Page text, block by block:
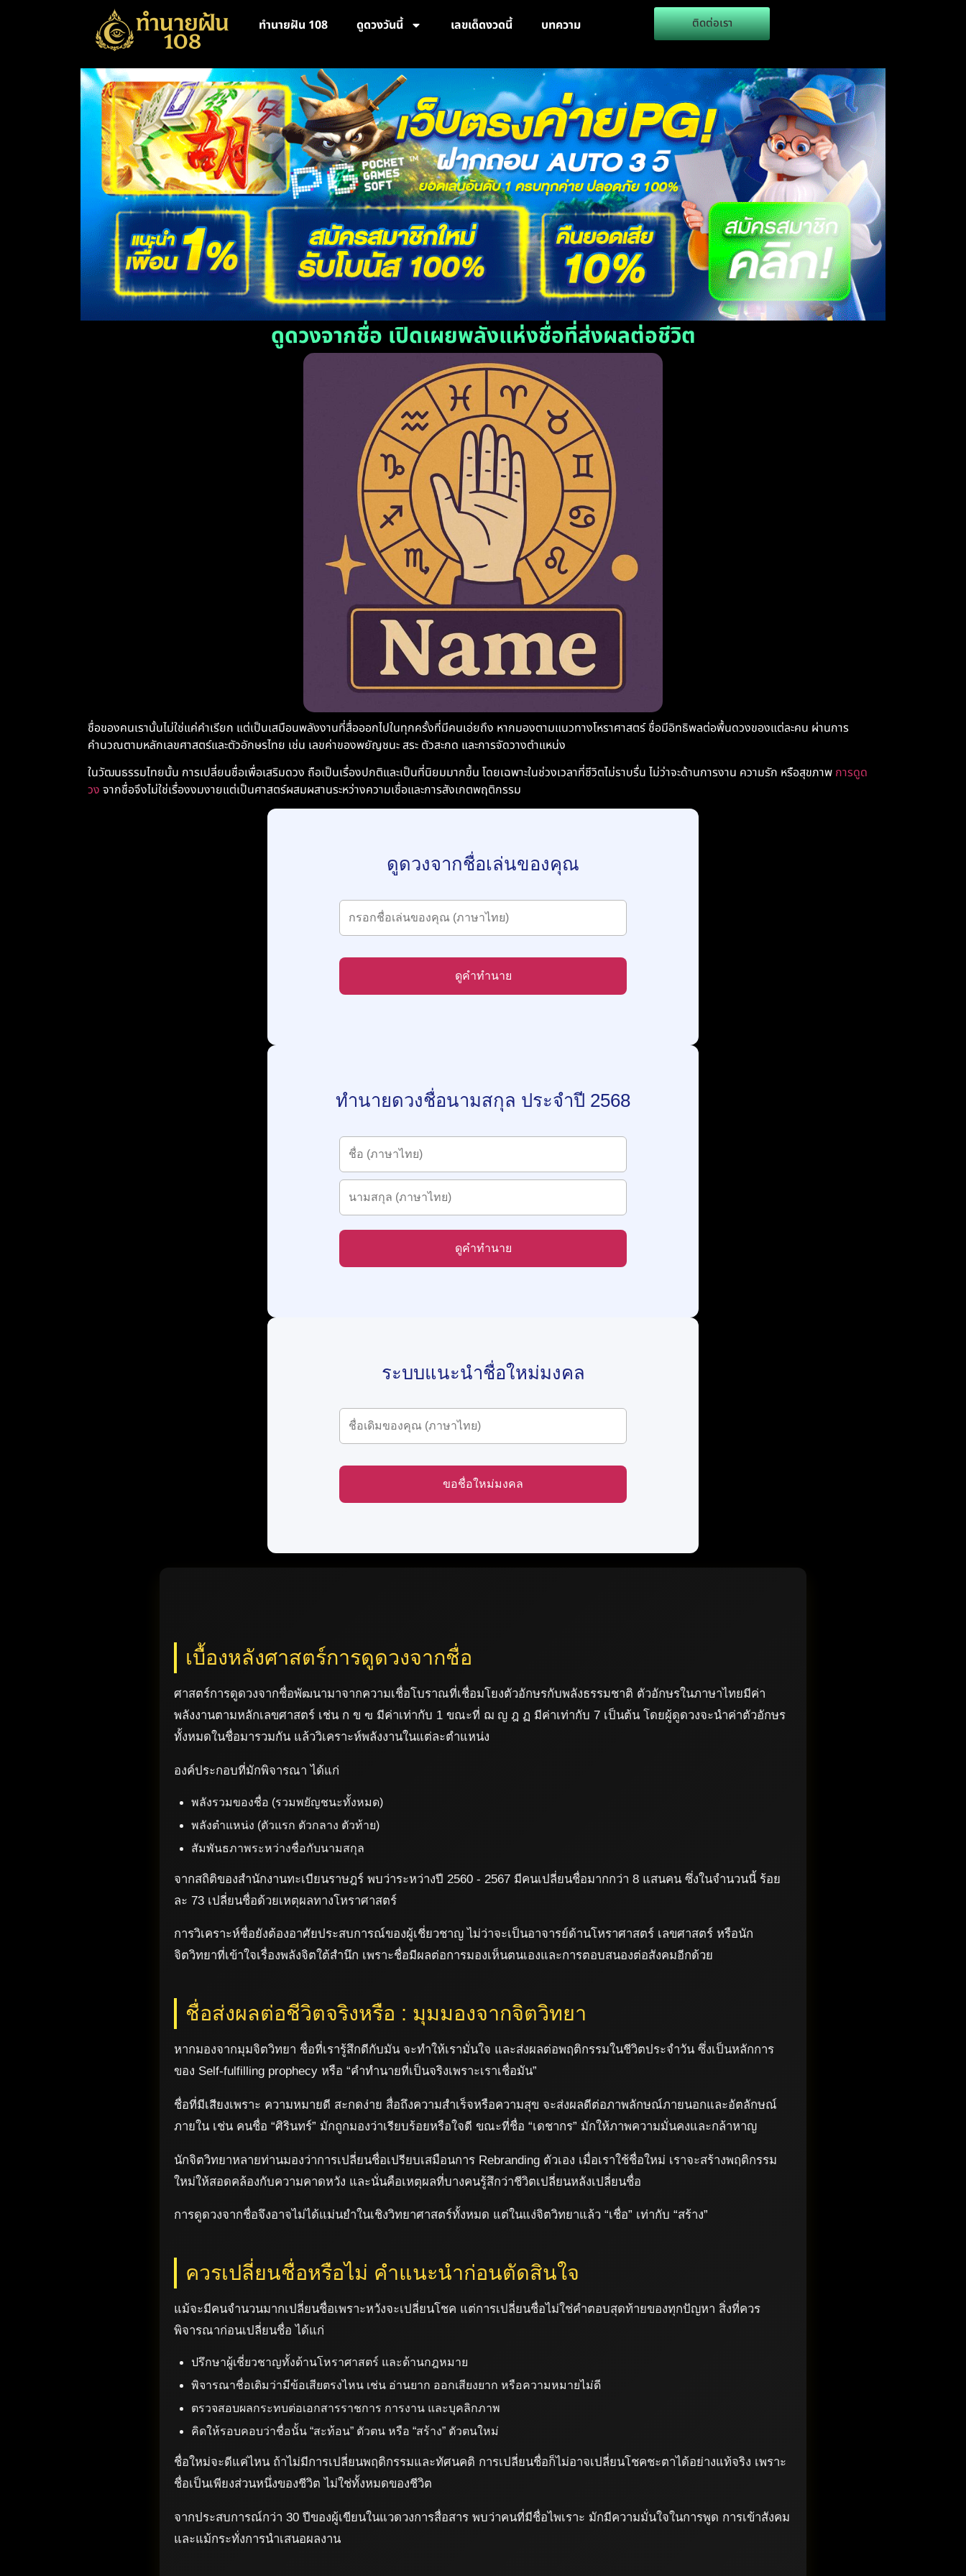
ทำนายฝัน 108 ดูดวงวันนี้ เลขเด็ดงวดนี้ บทความ ติดต่อเรา
ดูดวงจากชื่อ เปิดเผยพลังแห่งชื่อที่ส่งผลต่อชีวิต
ชื่อของคนเรานั้นไม่ใช่แค่คำเรียก แต่เป็นเสมือนพลังงานที่สื่อออกไปในทุกครั้งที่มีคนเอ่ยถึง หากมองตามแนวทางโหราศาสตร์ ชื่อมีอิทธิพลต่อพื้นดวงของแต่ละคน ผ่านการ
คำนวณตามหลักเลขศาสตร์และตัวอักษรไทย เช่น เลขค่าของพยัญชนะ สระ ตัวสะกด และการจัดวางตำแหน่ง
ในวัฒนธรรมไทยนั้น การเปลี่ยนชื่อเพื่อเสริมดวง ถือเป็นเรื่องปกติและเป็นที่นิยมมากขึ้น โดยเฉพาะในช่วงเวลาที่ชีวิตไม่ราบรื่น ไม่ว่าจะด้านการงาน ความรัก หรือสุขภาพ การดูด
วง จากชื่อจึงไม่ใช่เรื่องงมงายแต่เป็นศาสตร์ผสมผสานระหว่างความเชื่อและการสังเกตพฤติกรรม
ดูดวงจากชื่อเล่นของคุณ
ดูคำทำนาย
ทำนายดวงชื่อนามสกุล ประจำปี 2568
ดูคำทำนาย
ระบบแนะนำชื่อใหม่มงคล
ขอชื่อใหม่มงคล
เบื้องหลังศาสตร์การดูดวงจากชื่อ
ศาสตร์การดูดวงจากชื่อพัฒนามาจากความเชื่อโบราณที่เชื่อมโยงตัวอักษรกับพลังธรรมชาติ ตัวอักษรในภาษาไทยมีค่า
พลังงานตามหลักเลขศาสตร์ เช่น ก ข ฃ มีค่าเท่ากับ 1 ขณะที่ ฌ ญ ฎ ฏ มีค่าเท่ากับ 7 เป็นต้น โดยผู้ดูดวงจะนำค่าตัวอักษร
ทั้งหมดในชื่อมารวมกัน แล้ววิเคราะห์พลังงานในแต่ละตำแหน่ง
องค์ประกอบที่มักพิจารณา ได้แก่
พลังรวมของชื่อ (รวมพยัญชนะทั้งหมด)
พลังตำแหน่ง (ตัวแรก ตัวกลาง ตัวท้าย)
สัมพันธภาพระหว่างชื่อกับนามสกุล
จากสถิติของสำนักงานทะเบียนราษฎร์ พบว่าระหว่างปี 2560 - 2567 มีคนเปลี่ยนชื่อมากกว่า 8 แสนคน ซึ่งในจำนวนนี้ ร้อย
ละ 73 เปลี่ยนชื่อด้วยเหตุผลทางโหราศาสตร์
การวิเคราะห์ชื่อยังต้องอาศัยประสบการณ์ของผู้เชี่ยวชาญ ไม่ว่าจะเป็นอาจารย์ด้านโหราศาสตร์ เลขศาสตร์ หรือนัก
จิตวิทยาที่เข้าใจเรื่องพลังจิตใต้สำนึก เพราะชื่อมีผลต่อการมองเห็นตนเองและการตอบสนองต่อสังคมอีกด้วย
ชื่อส่งผลต่อชีวิตจริงหรือ : มุมมองจากจิตวิทยา
หากมองจากมุมจิตวิทยา ชื่อที่เรารู้สึกดีกับมัน จะทำให้เรามั่นใจ และส่งผลต่อพฤติกรรมในชีวิตประจำวัน ซึ่งเป็นหลักการ
ของ Self-fulfilling prophecy หรือ “คำทำนายที่เป็นจริงเพราะเราเชื่อมัน”
ชื่อที่มีเสียงเพราะ ความหมายดี สะกดง่าย สื่อถึงความสำเร็จหรือความสุข จะส่งผลดีต่อภาพลักษณ์ภายนอกและอัตลักษณ์
ภายใน เช่น คนชื่อ “ศิรินทร์” มักถูกมองว่าเรียบร้อยหรือใจดี ขณะที่ชื่อ “เดชากร” มักให้ภาพความมั่นคงและกล้าหาญ
นักจิตวิทยาหลายท่านมองว่าการเปลี่ยนชื่อเปรียบเสมือนการ Rebranding ตัวเอง เมื่อเราใช้ชื่อใหม่ เราจะสร้างพฤติกรรม
ใหม่ให้สอดคล้องกับความคาดหวัง และนั่นคือเหตุผลที่บางคนรู้สึกว่าชีวิตเปลี่ยนหลังเปลี่ยนชื่อ
การดูดวงจากชื่อจึงอาจไม่ได้แม่นยำในเชิงวิทยาศาสตร์ทั้งหมด แต่ในแง่จิตวิทยาแล้ว “เชื่อ” เท่ากับ “สร้าง”
ควรเปลี่ยนชื่อหรือไม่ คำแนะนำก่อนตัดสินใจ
แม้จะมีคนจำนวนมากเปลี่ยนชื่อเพราะหวังจะเปลี่ยนโชค แต่การเปลี่ยนชื่อไม่ใช่คำตอบสุดท้ายของทุกปัญหา สิ่งที่ควร
พิจารณาก่อนเปลี่ยนชื่อ ได้แก่
ปรึกษาผู้เชี่ยวชาญทั้งด้านโหราศาสตร์ และด้านกฎหมาย
พิจารณาชื่อเดิมว่ามีข้อเสียตรงไหน เช่น อ่านยาก ออกเสียงยาก หรือความหมายไม่ดี
ตรวจสอบผลกระทบต่อเอกสารราชการ การงาน และบุคลิกภาพ
คิดให้รอบคอบว่าชื่อนั้น “สะท้อน” ตัวตน หรือ “สร้าง” ตัวตนใหม่
ชื่อใหม่จะดีแค่ไหน ถ้าไม่มีการเปลี่ยนพฤติกรรมและทัศนคติ การเปลี่ยนชื่อก็ไม่อาจเปลี่ยนโชคชะตาได้อย่างแท้จริง เพราะ
ชื่อเป็นเพียงส่วนหนึ่งของชีวิต ไม่ใช่ทั้งหมดของชีวิต
จากประสบการณ์กว่า 30 ปีของผู้เขียนในแวดวงการสื่อสาร พบว่าคนที่มีชื่อไพเราะ มักมีความมั่นใจในการพูด การเข้าสังคม
และแม้กระทั่งการนำเสนอผลงาน